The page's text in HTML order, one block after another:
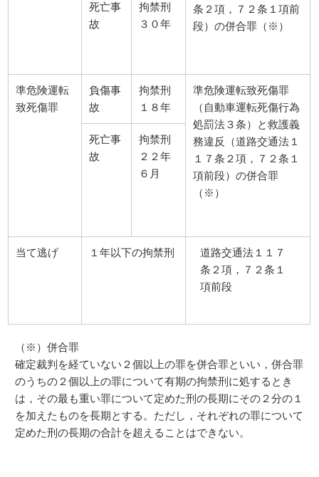
条２項，７２条１項前
段）の併合罪（※）
死亡事
故
拘禁刑
３０年
準危険運転
致死傷罪
負傷事
故
拘禁刑
１８年
準危険運転致死傷罪
（自動車運転死傷行為
処罰法３条）と救護義
務違反（道路交通法１
１７条２項，７２条１
項前段）の併合罪
（※）
死亡事
故
拘禁刑
２２年
６月
当て逃げ １年以下の拘禁刑
道路交通法１１７
条２項，７２条１
項前段
（※）併合罪
確定裁判を経ていない２個以上の罪を併合罪といい，併合罪
のうちの２個以上の罪について有期の拘禁刑に処するとき
は，その最も重い罪について定めた刑の長期にその２分の１
を加えたものを長期とする。ただし，それぞれの罪について
定めた刑の長期の合計を超えることはできない。